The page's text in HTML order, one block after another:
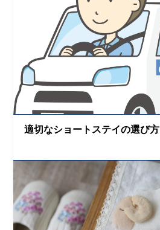
適切なショートステイの選び方